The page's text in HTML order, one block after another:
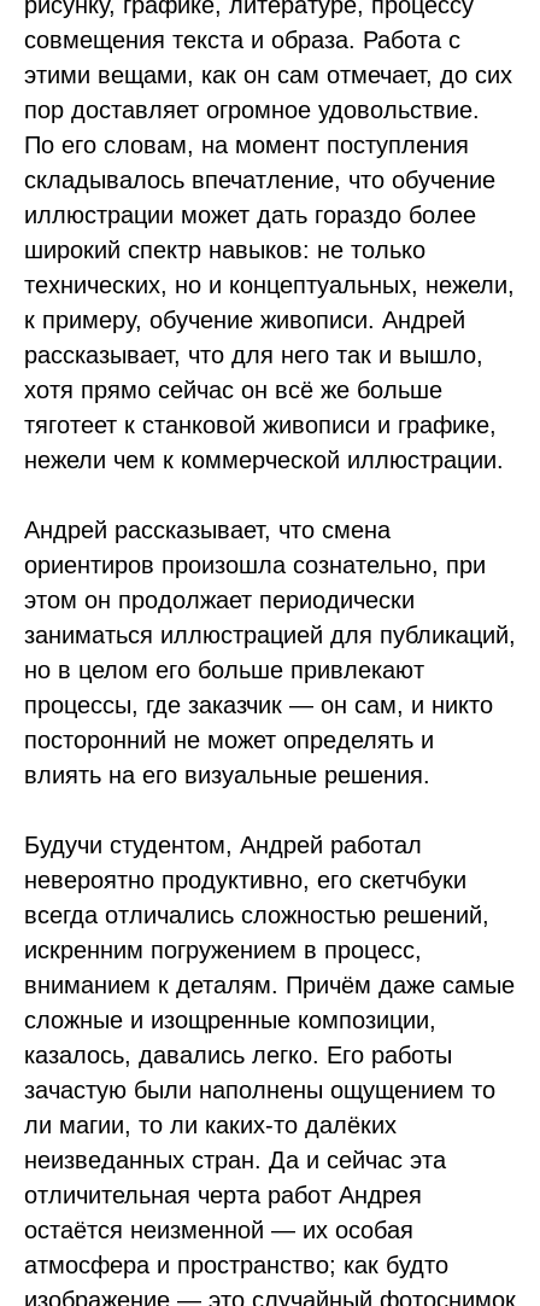
совмещения текста и образа. Работа с
этими вещами, как он сам отмечает, до сих
пор доставляет огромное удовольствие.
По его словам, на момент поступления
складывалось впечатление, что обучение
иллюстрации может дать гораздо более
широкий спектр навыков: не только
технических, но и концептуальных, нежели,
к примеру, обучение живописи. Андрей
рассказывает, что для него так и вышло,
хотя прямо сейчас он всё же больше
тяготеет к станковой живописи и графике,
нежели чем к коммерческой иллюстрации.
Андрей рассказывает, что смена
ориентиров произошла сознательно, при
этом он продолжает периодически
заниматься иллюстрацией для публикаций,
но в целом его больше привлекают
процессы, где заказчик — он сам, и никто
посторонний не может определять и
влиять на его визуальные решения.
Будучи студентом, Андрей работал
невероятно продуктивно, его скетчбуки
всегда отличались сложностью решений,
искренним погружением в процесс,
вниманием к деталям. Причём даже самые
сложные и изощренные композиции,
казалось, давались легко. Его работы
зачастую были наполнены ощущением то
ли магии, то ли каких-то далёких
неизведанных стран. Да и сейчас эта
отличительная черта работ Андрея
остаётся неизменной — их особая
атмосфера и пространство; как будто
изображение — это случайный фотоснимок